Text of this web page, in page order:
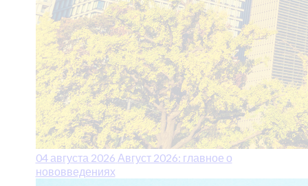
04 августа 2026 Август 2026: главное о
нововведениях